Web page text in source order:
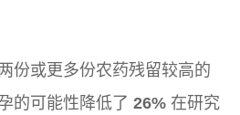
份或更多份农药残留较高的
的可能性降低了 26% 在研究